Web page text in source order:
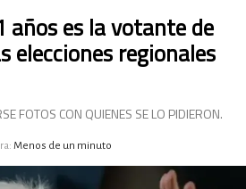
años es la votante de
elecciones regionales
FOTOS CON QUIENES SE LO PIDIERON.
Menos de un minuto